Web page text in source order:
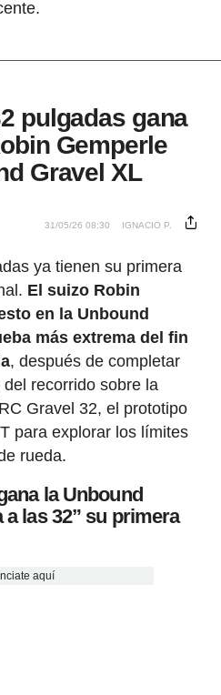
pulgadas gana
Gemperle
Gravel XL
31/05/26 08:30 IGNACIO P.
ya tienen su primera
El suizo Robin
en la Unbound
más extrema del fin
, después de completar
recorrido sobre la
Gravel 32, el prototipo
para explorar los límites
rueda.
la Unbound
a las 32” su primera
aquí